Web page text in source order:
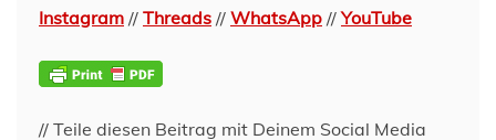
Instagram // Threads // WhatsApp //YouTube
// Teile diesen Beitrag mit Deinem Social Media